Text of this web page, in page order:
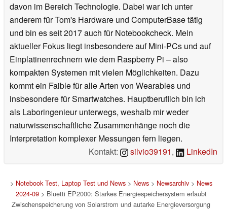
davon im Bereich Technologie. Dabei war ich unter
anderem für Tom's Hardware und ComputerBase tätig
und bin es seit 2017 auch für Notebookcheck. Mein
aktueller Fokus liegt insbesondere auf Mini-PCs und auf
Einplatinenrechnern wie dem Raspberry Pi – also
kompakten Systemen mit vielen Möglichkeiten. Dazu
kommt ein Faible für alle Arten von Wearables und
insbesondere für Smartwatches. Hauptberuflich bin ich
als Laboringenieur unterwegs, weshalb mir weder
naturwissenschaftliche Zusammenhänge noch die
Interpretation komplexer Messungen fern liegen.
Kontakt:
silvio39191, LinkedIn
> Notebook Test, Laptop Test und News> News> Newsarchiv> News
2024-09> Bluetti EP2000: Starkes Energiespeichersystem erlaubt
Zwischenspeicherung von Solarstrom und autarke Energieversorgung